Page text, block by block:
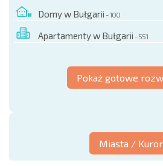
Domy w Bułgarii - 100
Apartamenty w Bułgarii - 551
Pokaż gotowe
Miasta /